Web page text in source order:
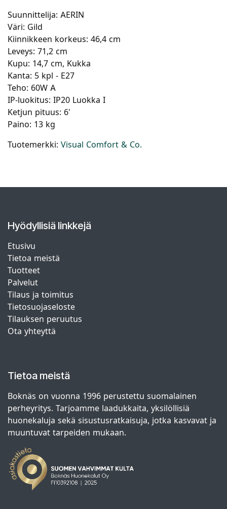
Suunnittelija: AERIN
Väri: Gild
Kiinnikkeen korkeus: 46,4 cm
Leveys: 71,2 cm
Kupu: 14,7 cm, Kukka
Kanta: 5 kpl - E27
Teho: 60W A
IP-luokitus: IP20 Luokka I
Ketjun pituus: 6'
Paino: 13 kg
Tuotemerkki: Visual Comfort & Co.
Hyödyllisiä linkkejä
Etusivu
Tietoa meistä
Tuotteet
Palvelut
Tilaus ja toimitus
Tietosuojaseloste
Tilauksen peruutus
Ota yhteyttä
Tietoa meistä
Boknäs on vuonna 1996 perustettu suomalainen
perheyritys. Tarjoamme laadukkaita, yksilöllisiä
huonekaluja sekä sisustusratkaisuja, jotka kasvavat ja
muuntuvat tarpeiden mukaan.